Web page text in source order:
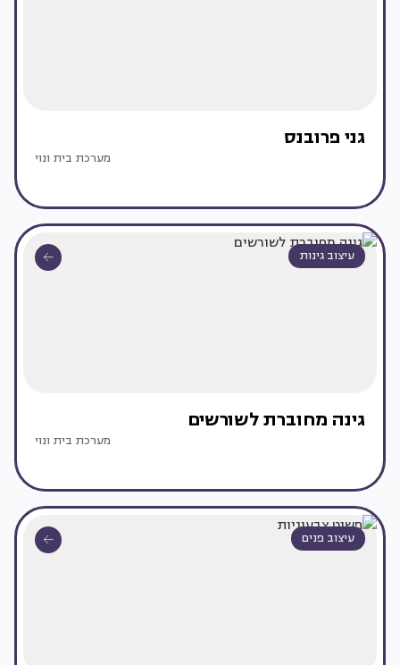
גני פרובנס
מערכת בית ונוי
עיצוב גינות
גינה מחוברת לשורשים
מערכת בית ונוי
עיצוב פנים